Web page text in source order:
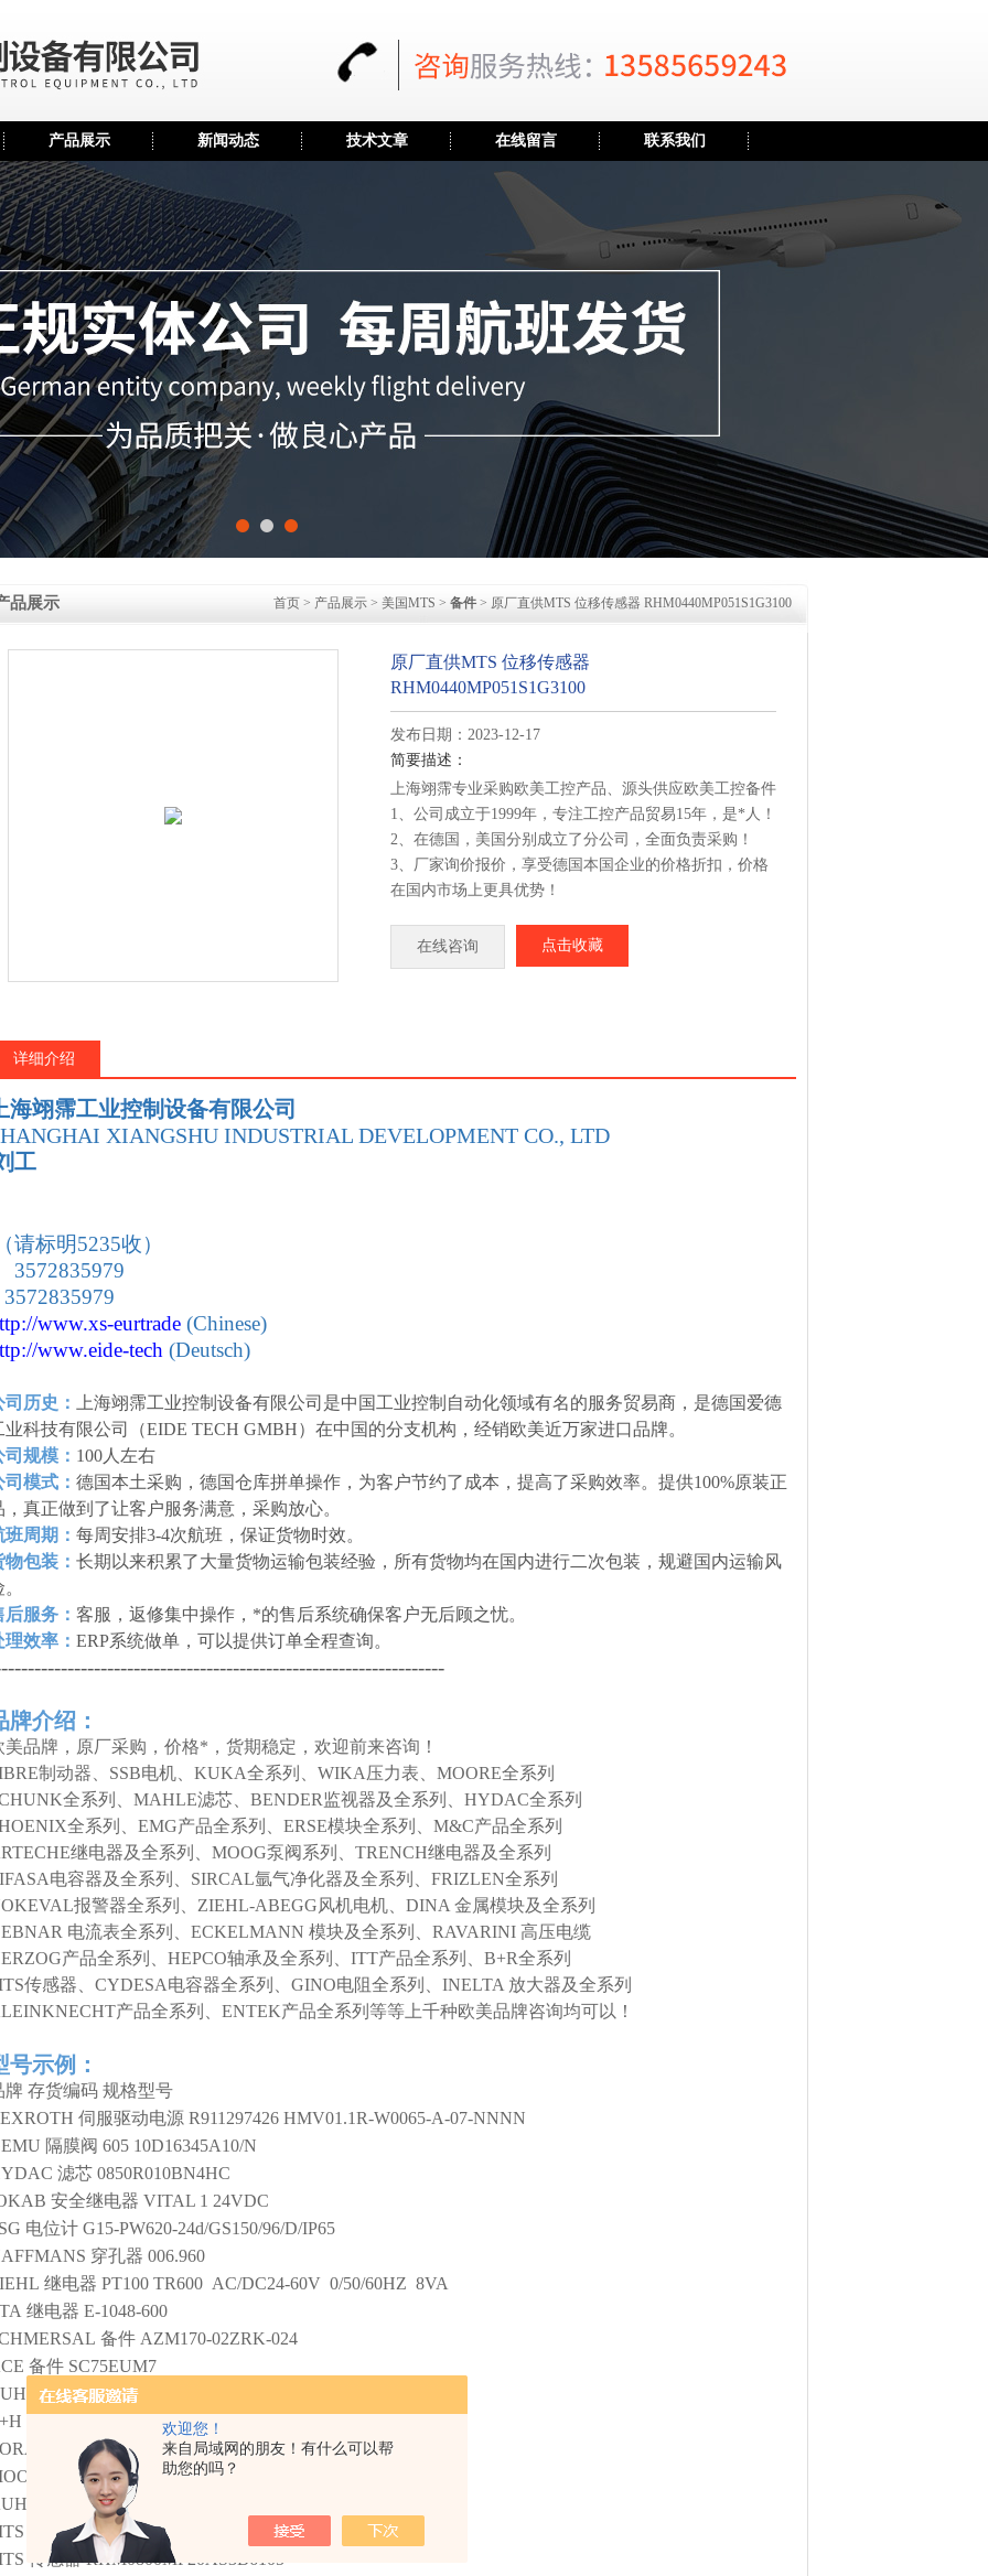
欢迎您！
来自局域网的朋友！有什么可以帮
助您的吗？
产品展示 新闻动态 技术文章 在线留言 联系我们
品展示 首页 > 产品展示 > 美国MTS > 备件 > 原厂直供MTS 位移传感器 RHM0440MP051S1G3100
原厂直供MTS 位移传感器
RHM0440MP051S1G3100
发布日期：2023-12-17
简要描述：
上海翊霈专业采购欧美工控产品、源头供应欧美工控备件
1、公司成立于1999年，专注工控产品贸易15年，是*人！
2、在德国，美国分别成立了分公司，全面负责采购！
3、厂家询价报价，享受德国本国企业的价格折扣，价格
在国内市场上更具优势！
部发货！
原厂直供MTS 位移传感器 RHM0440MP051S1G3100
在线咨询 点击收藏
详细介绍
海翊霈工业控制设备有限公司
XIANGSHU INDUSTRIAL DEVELOPMENT CO., LTD
工
请标明5235收）
3572835979
www.xs-eurtrade (Chinese)
www.eide-tech (Deutsch)
司历史：
上海翊霈工业控制设备有限公司是中国工业控制自动化领域有名的服务贸易商，是德国爱德
业科技有限公司（EIDE TECH GMBH）在中国的分支机构，经销欧美近万家进口品牌。
司规模： 100人左右
司模式： 德国本土采购，德国仓库拼单操作，为客户节约了成本，提高了采购效率。提供100%原装正
，真正做到了让客户服务满意，采购放心。
班周期： 每周安排3-4次航班，保证货物时效。
物包装： 长期以来积累了大量货物运输包装经验，所有货物均在国内进行二次包装，规避国内运输风
后服务： 客服，返修集中操作，*的售后系统确保客户无后顾之忧。
理效率： ERP系统做单，可以提供订单全程查询。
牌介绍：
美品牌，原厂采购，价格*，货期稳定，欢迎前来咨询！
制动器、SSB电机、KUKA全系列、WIKA压力表、MOORE全系列
全系列、MAHLE滤芯、BENDER监视器及全系列、HYDAC全系列
全系列、EMG产品全系列、ERSE模块全系列、M&C产品全系列
继电器及全系列、MOOG泵阀系列、TRENCH继电器及全系列
电容器及全系列、SIRCAL氩气净化器及全系列、FRIZLEN全系列
报警器全系列、ZIEHL-ABEGG风机电机、DINA 金属模块及全系列
电流表全系列、ECKELMANN 模块及全系列、RAVARINI 高压电缆
产品全系列、HEPCO轴承及全系列、ITT产品全系列、B+R全系列
传感器、CYDESA电容器全系列、GINO电阻全系列、INELTA 放大器及全系列
产品全系列、ENTEK产品全系列等等上千种欧美品牌咨询均可以！
号示例：
牌 存货编码 规格型号
伺服驱动电源 R911297426 HMV01.1R-W0065-A-07-NNNN
隔膜阀 605 10D16345A10/N
滤芯 0850R010BN4HC
安全继电器 VITAL 1 24VDC
电位计 G15-PW620-24d/GS150/96/D/IP65
穿孔器 006.960
继电器 PT100 TR600 AC/DC24-60V 0/50/60HZ 8VA
继电器 E-1048-600
备件 AZM170-02ZRK-024
备件 SC75EUM7
备件 NS 25/25-AM-K-SK661/1300
FMB52-H6A0/0
衬套
35051/3 A
D661-4059/P80HABF6VSX2-B
气缸 38.150.012
位置传感器 RHS0500MP101S2B6100
传感器 RHM0800MP20AS3B6105